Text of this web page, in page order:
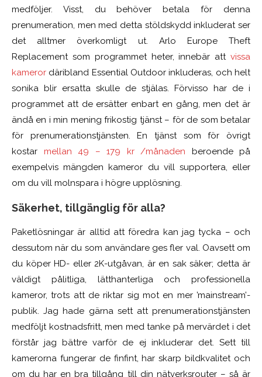
medföljer. Visst, du behöver betala för denna
prenumeration, men med detta stöldskydd inkluderat ser
det alltmer överkomligt ut. Arlo Europe Theft
Replacement som programmet heter, innebär att vissa
kameror däribland Essential Outdoor inkluderas, och helt
sonika blir ersatta skulle de stjälas. Förvisso har de i
programmet att de ersätter enbart en gång, men det är
ändå en i min mening frikostig tjänst – för de som betalar
för prenumerationstjänsten. En tjänst som för övrigt
kostar mellan 49 – 179 kr /månaden beroende på
exempelvis mängden kameror du vill supportera, eller
om du vill molnspara i högre upplösning.
Säkerhet, tillgänglig för alla?
Paketlösningar är alltid att föredra kan jag tycka – och
dessutom när du som användare ges fler val. Oavsett om
du köper HD- eller 2K-utgåvan, är en sak säker; detta är
väldigt pålitliga, lätthanterliga och professionella
kameror, trots att de riktar sig mot en mer ’mainstream’-
publik. Jag hade gärna sett att prenumerationstjänsten
medföljt kostnadsfritt, men med tanke på mervärdet i det
förstår jag bättre varför de ej inkluderar det. Sett till
kamerorna fungerar de finfint, har skarp bildkvalitet och
om du har en bra tillgång till din nätverksrouter – så är